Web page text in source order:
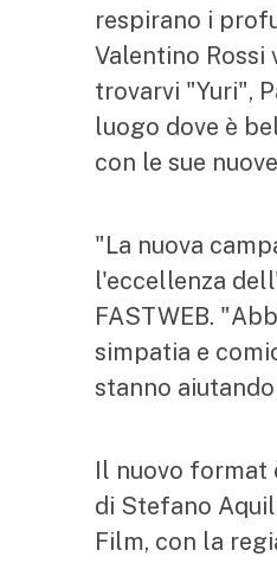
respirano i
Valentino Rossi
trovarvi "Yuri",
luogo dove è
con le sue
"La nuova
l'eccellenza
FASTWEB.
simpatia e
stanno
Il nuovo format
di Stefano
Film, con la